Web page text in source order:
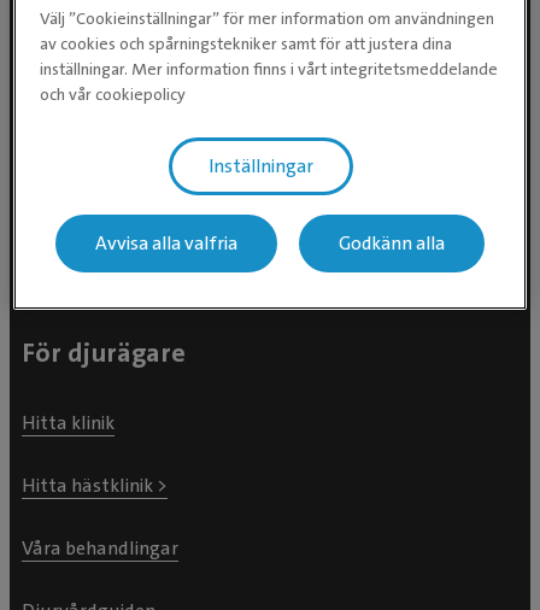
Evidensia Djursjukvård AB
Östhammarsgatan 74
För djurägare
Hitta klinik
Hitta hästklinik >
Våra behandlingar
Välj ”Cookieinställningar” för mer information om användningen
av cookies och spårningstekniker samt för att justera dina
inställningar. Mer information finns i vårt integritetsmeddelande
och vår cookiepolicy
Inställningar
Avvisa alla valfria Godkänn alla